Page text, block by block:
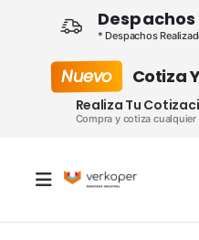
* Despachos
Nuevo Cotiza
Realiza Tu
Compra y cotiza